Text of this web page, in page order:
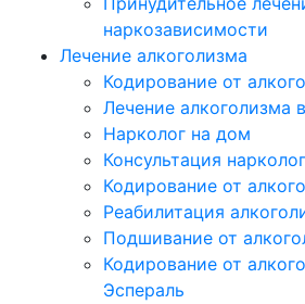
наркозависимости
Лечение алкоголизма
Кодирование от
Лечение алкоголизма
Нарколог на дом
Консультация
Кодирование от
Реабилитация
Подшивание от
Кодирование от
Эспераль